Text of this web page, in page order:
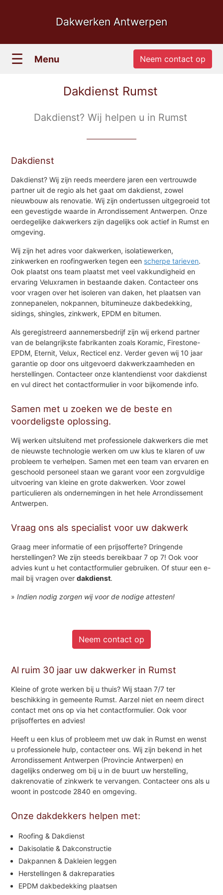
Dakwerken Antwerpen
☰ Menu Neem contact op
Dakdienst Rumst
Dakdienst? Wij helpen u in Rumst
Dakdienst
Dakdienst? Wij zijn reeds meerdere jaren een vertrouwde
partner uit de regio als het gaat om dakdienst, zowel
nieuwbouw als renovatie. Wij zijn ondertussen uitgegroeid tot
een gevestigde waarde in Arrondissement Antwerpen. Onze
oerdegelijke dakwerkers zijn dagelijks ook actief in Rumst en
omgeving.
Wij zijn het adres voor dakwerken, isolatiewerken,
zinkwerken en roofingwerken tegen een scherpe tarieven.
Ook plaatst ons team plaatst met veel vakkundigheid en
ervaring Veluxramen in bestaande daken. Contacteer ons
voor vragen over het isoleren van daken, het plaatsen van
zonnepanelen, nokpannen, bitumineuze dakbedekking,
sidings, shingles, zinkwerk, EPDM en bitumen.
Als geregistreerd aannemersbedrijf zijn wij erkend partner
van de belangrijkste fabrikanten zoals Koramic, Firestone-
EPDM, Eternit, Velux, Recticel enz. Verder geven wij 10 jaar
garantie op door ons uitgevoerd dakwerkzaamheden en
herstellingen. Contacteer onze klantendienst voor dakdienst
en vul direct het contactformulier in voor bijkomende info.
Samen met u zoeken we de beste en
voordeligste oplossing.
Wij werken uitsluitend met professionele dakwerkers die met
de nieuwste technologie werken om uw klus te klaren of uw
probleem te verhelpen. Samen met een team van ervaren en
geschoold personeel staan we garant voor een zorgvuldige
uitvoering van kleine en grote dakwerken. Voor zowel
particulieren als ondernemingen in het hele Arrondissement
Antwerpen.
Vraag ons als specialist voor uw dakwerk
Graag meer informatie of een prijsofferte? Dringende
herstellingen? We zijn steeds bereikbaar 7 op 7! Ook voor
advies kunt u het contactformulier gebruiken. Of stuur een e-
mail bij vragen overdakdienst.
»Indien nodig zorgen wij voor de nodige attesten!
Neem contact op
Al ruim 30 jaar uw dakwerker in Rumst
Kleine of grote werken bij u thuis? Wij staan 7/7 ter
beschikking in gemeente Rumst. Aarzel niet en neem direct
contact met ons op via het contactformulier. Ook voor
prijsoffertes en advies!
Heeft u een klus of probleem met uw dak in Rumst en wenst
u professionele hulp, contacteer ons. Wij zijn bekend in het
Arrondissement Antwerpen (Provincie Antwerpen) en
dagelijks onderweg om bij u in de buurt uw herstelling,
dakrenovatie of zinkwerk te vervangen. Contacteer ons als u
woont in postcode 2840 en omgeving.
Onze dakdekkers helpen met:
Roofing & Dakdienst
Dakisolatie & Dakconstructie
Dakpannen & Dakleien leggen
Herstellingen & dakreparaties
EPDM dakbedekking plaatsen